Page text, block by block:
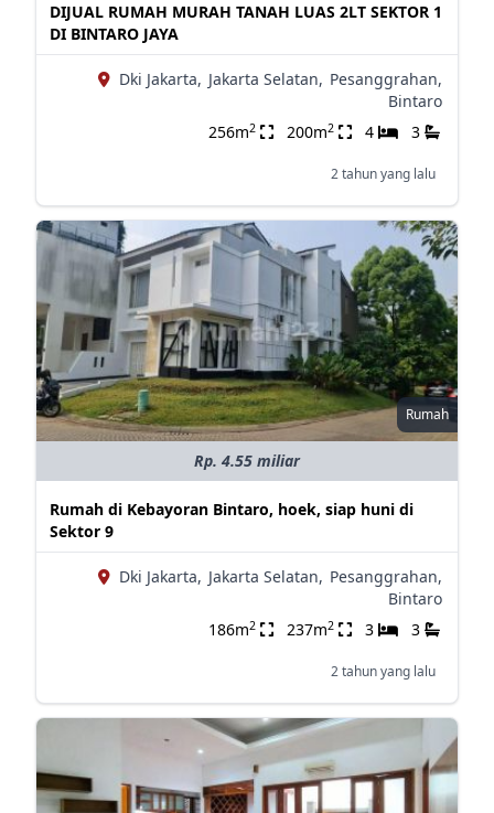
DIJUAL RUMAH MURAH TANAH LUAS 2LT SEKTOR 1
DI BINTARO JAYA
Dki Jakarta, Jakarta Selatan, Pesanggrahan,
Bintaro
256m2 200m2 4 3
2 tahun yang lalu
Rumah
Rp. 4.55 miliar
Rumah di Kebayoran Bintaro, hoek, siap huni di
Sektor 9
Dki Jakarta, Jakarta Selatan, Pesanggrahan,
Bintaro
186m2 237m2 3 3
2 tahun yang lalu